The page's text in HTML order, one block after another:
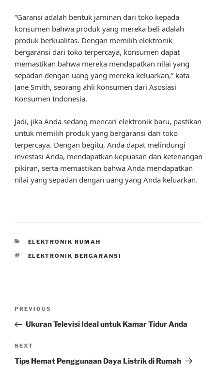
“Garansi adalah bentuk jaminan dari toko kepada
konsumen bahwa produk yang mereka beli adalah
produk berkualitas. Dengan memilih elektronik
bergaransi dari toko terpercaya, konsumen dapat
memastikan bahwa mereka mendapatkan nilai yang
sepadan dengan uang yang mereka keluarkan,” kata
Jane Smith, seorang ahli konsumen dari Asosiasi
Konsumen Indonesia.
Jadi, jika Anda sedang mencari elektronik baru, pastikan
untuk memilih produk yang bergaransi dari toko
terpercaya. Dengan begitu, Anda dapat melindungi
investasi Anda, mendapatkan kepuasan dan ketenangan
pikiran, serta memastikan bahwa Anda mendapatkan
nilai yang sepadan dengan uang yang Anda keluarkan.
CATEGORIES
ELEKTRONIK RUMAH
TAGS
ELEKTRONIK BERGARANSI
Previous
Post
PREVIOUS
Ukuran Televisi Ideal untuk Kamar Tidur Anda
Next
Post
NEXT
Tips Hemat Penggunaan Daya Listrik di Rumah